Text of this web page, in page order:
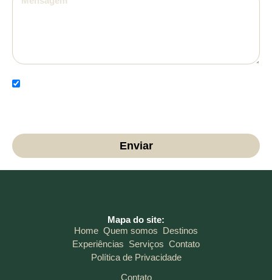
Enviar
Mapa do site:
Home Quem somos Destinos
Experiências Serviços Contato
Política de Privacidade
Contato